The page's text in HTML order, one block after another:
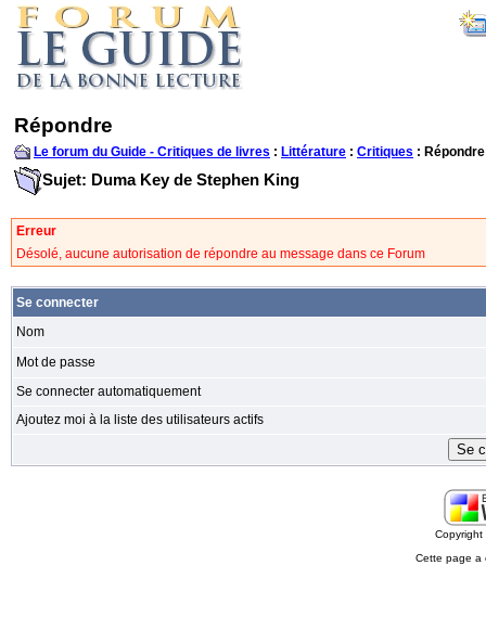
Répondre
Le forum du Guide - Critiques de livres : Littérature : Critiques : Répondre
Sujet: Duma Key de Stephen King
Erreur
Désolé, aucune autorisation de répondre au message dans ce Forum
Se connecter
Nom
Mot de passe
Se connecter automatiquement
Ajoutez moi à la liste des utilisateurs actifs
Cette page a